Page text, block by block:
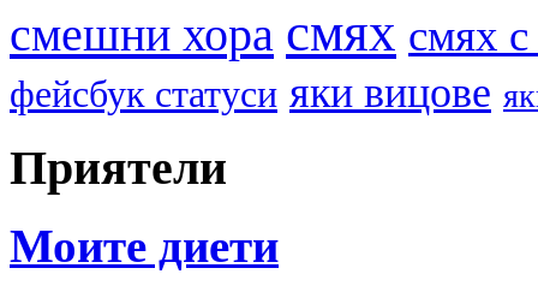
смешни хора смях смях
фейсбук статуси яки вицове
Приятели
Моите диети